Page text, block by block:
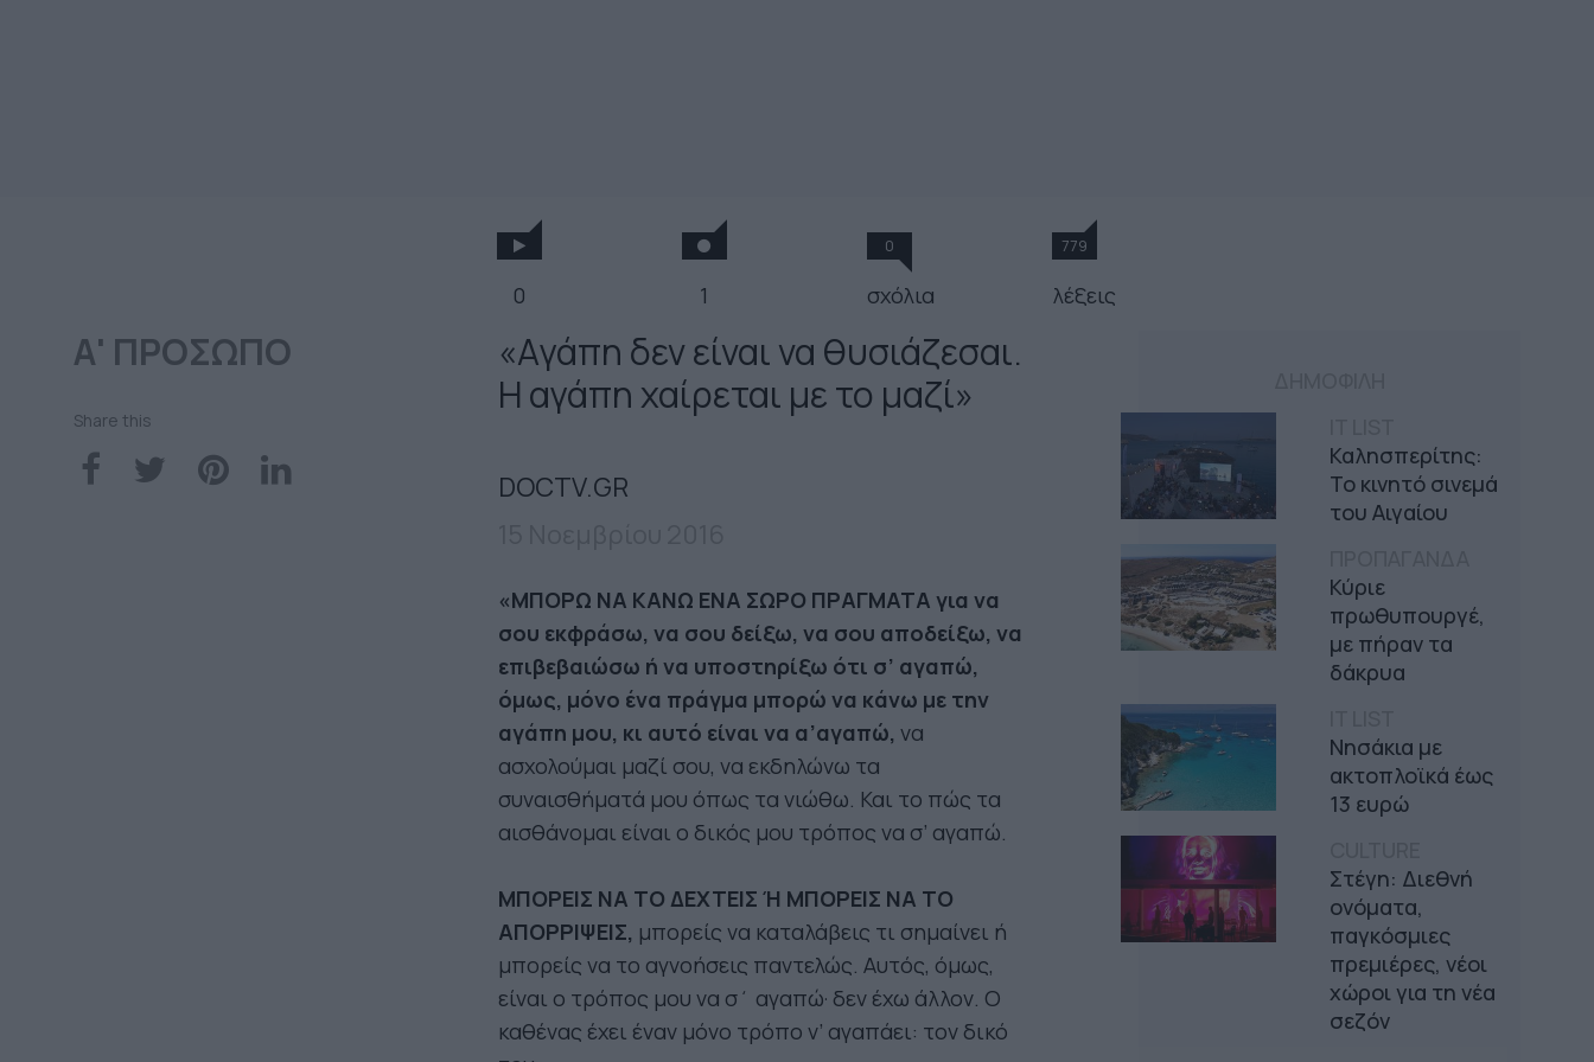
0 1
0
σχόλια
779
λέξεις
Α' ΠΡΟΣΩΠΟ
Share this
Καλησπερίτης:
Το κινητό σινεμά
του Αιγαίου
Κύριε
πρωθυπουργέ,
με πήραν τα
δάκρυα
Νησάκια με
ακτοπλοϊκά έως
13 ευρώ
Στέγη: Διεθνή
ονόματα,
παγκόσμιες
πρεμιέρες, νέοι
χώροι για τη νέα
σεζόν
«Aγάπη δεν είναι να θυσιάζεσαι.
Η αγάπη χαίρεται με το μαζί»
DOCTV.GR
«ΜΠΟΡΩ ΝΑ ΚΑΝΩ ΕΝΑ ΣΩΡΟ ΠΡΑΓΜΑΤΑ για να
σου εκφράσω, να σου δείξω, να σου αποδείξω, να
επιβεβαιώσω ή να υποστηρίξω ότι σ’ αγαπώ,
όμως, μόνο ένα πράγμα μπορώ να κάνω με την
αγάπη μου, κι αυτό είναι να α’αγαπώ, να
ασχολούμαι μαζί σου, να εκδηλώνω τα
συναισθήματά μου όπως τα νιώθω. Και το πώς τα
αισθάνομαι είναι ο δικός μου τρόπος να σ’ αγαπώ.
ΜΠΟΡΕΙΣ ΝΑ ΤΟ ΔΕΧΤΕΙΣ Ή ΜΠΟΡΕΙΣ ΝΑ ΤΟ
ΑΠΟΡΡΙΨΕΙΣ, μπορείς να καταλάβεις τι σημαίνει ή
μπορείς να το αγνοήσεις παντελώς. Αυτός, όμως,
είναι ο τρόπος μου να σ΄ αγαπώ· δεν έχω άλλον. Ο
καθένας έχει έναν μόνο τρόπο ν’ αγαπάει: τον δικό